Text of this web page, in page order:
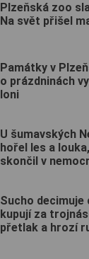
Plzeňská zoo
Na svět přišel
Památky v
o prázdninách
loni
U šumavských
hořel les a
skončil v
Sucho decimuje
kupují za
přetlak a hrozí